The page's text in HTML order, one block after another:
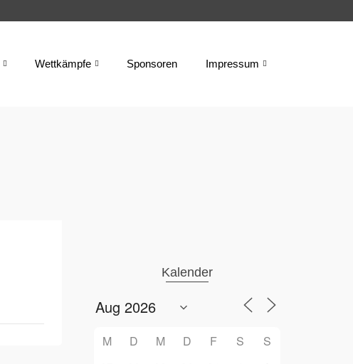
Wettkämpfe Sponsoren Impressum
Kalender
M D M D F S
S